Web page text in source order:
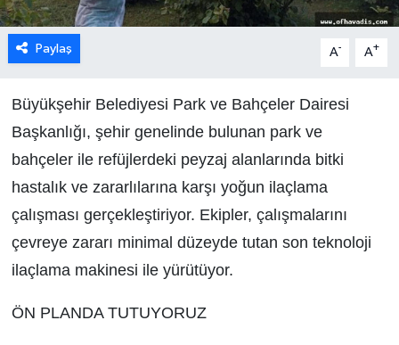
Paylaş A- A+
Büyükşehir Belediyesi Park ve Bahçeler Dairesi
Başkanlığı, şehir genelinde bulunan park ve
bahçeler ile refüjlerdeki peyzaj alanlarında bitki
hastalık ve zararlılarına karşı yoğun ilaçlama
çalışması gerçekleştiriyor. Ekipler, çalışmalarını
çevreye zararı minimal düzeyde tutan son teknoloji
ilaçlama makinesi ile yürütüyor.
ÖN PLANDA TUTUYORUZ